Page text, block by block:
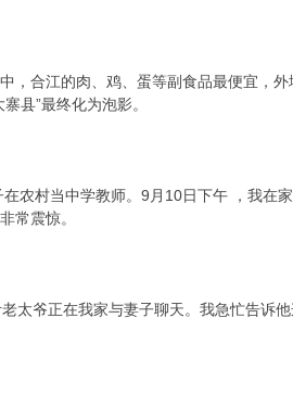
合江的肉、鸡、蛋等副食品最便宜，
县”最终化为泡影。
村当中学教师。9月10日下午 ，我在
常震惊。
爷正在我家与妻子聊天。我急忙告诉